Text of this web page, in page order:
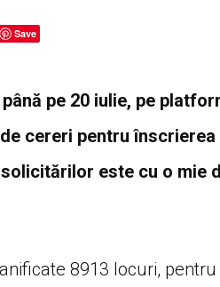
Save
pe 20 iulie, pe
cereri pentru
este cu o mie
8913 locuri,